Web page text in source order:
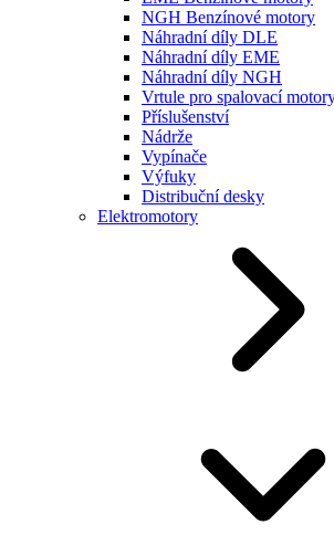
NGH Benzínové motory
Náhradní díly DLE
Náhradní díly EME
Náhradní díly NGH
Vrtule pro spalovací
Příslušenství
Nádrže
Vypínače
Výfuky
Distribuční desky
Elektromotory